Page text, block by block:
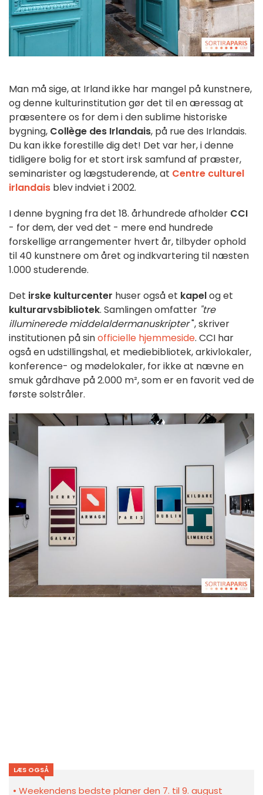
Man må sige, at Irland ikke har mangel på kunstnere,
og denne kulturinstitution gør det til en æressag at
præsentere os for dem i den sublime historiske
bygning, Collège des Irlandais, på rue des Irlandais.
Du kan ikke forestille dig det! Det var her, i denne
tidligere bolig for et stort irsk samfund af præster,
seminarister og lægstuderende, at Centre culturel
irlandais blev indviet i 2002.
I denne bygning fra det 18. århundrede afholder CCI
- for dem, der ved det - mere end hundrede
forskellige arrangementer hvert år, tilbyder ophold
til 40 kunstnere om året og indkvartering til næsten
1.000 studerende.
Det irske kulturcenter huser også et kapelog et
kulturarvsbibliotek. Samlingen omfatter "tre
illuminerede middelaldermanuskripter", skriver
institutionen på sinofficielle hjemmeside. CCI har
også en udstillingshal, et mediebibliotek, arkivlokaler,
konference- og mødelokaler, for ikke at nævne en
smuk gårdhave på 2.000 m², som er en favorit ved de
første solstråler.
LÆS OGSÅ
Weekendens bedste planer den 7. til 9. august